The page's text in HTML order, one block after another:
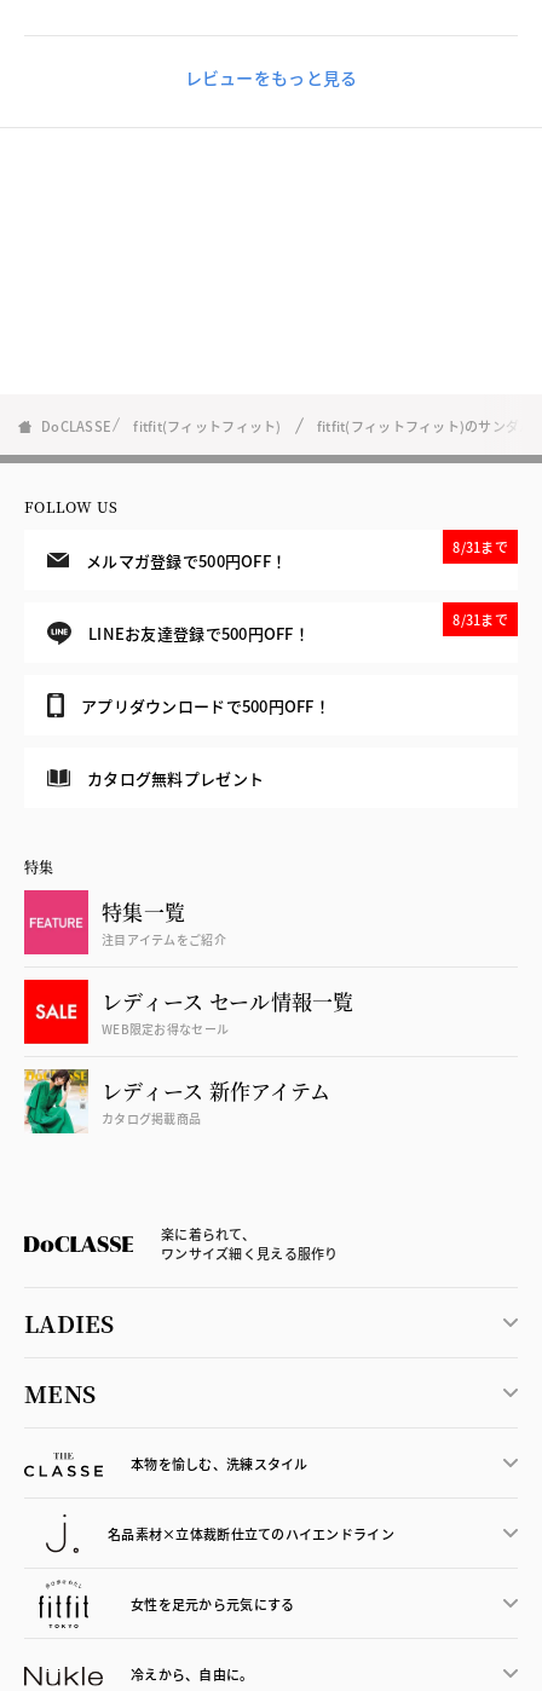
レビューをもっと見る
DoCLASSE fitfit(フィットフィット) fitfit(フィットフィット)のサンダル
FOLLOW US
メルマガ登録で500円OFF！
8/31まで
LINEお友達登録で500円OFF！
8/31まで
アプリダウンロードで500円OFF！
カタログ無料プレゼント
特集
特集一覧
注目アイテムをご紹介
レディース セール情報一覧
WEB限定お得なセール
レディース 新作アイテム
カタログ掲載商品
楽に着られて、
ワンサイズ細く見える服作り
LADIES
MENS
本物を愉しむ、洗練スタイル
名品素材×立体裁断仕立てのハイエンドライン
女性を足元から元気にする
冷えから、 自由に。